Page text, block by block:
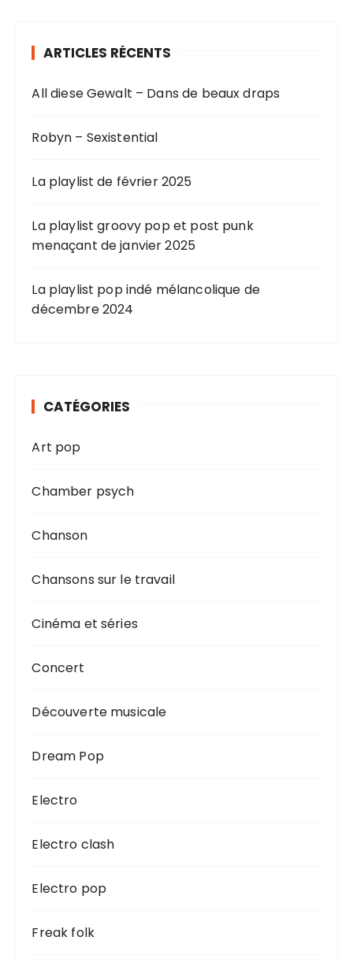
ARTICLES RÉCENTS
All diese Gewalt – Dans de beaux draps
Robyn – Sexistential
La playlist de février 2025
La playlist groovy pop et post punk
menaçant de janvier 2025
La playlist pop indé mélancolique de
décembre 2024
CATÉGORIES
Art pop
Chamber psych
Chanson
Chansons sur le travail
Cinéma et séries
Concert
Découverte musicale
Dream Pop
Electro
Electro clash
Electro pop
Freak folk